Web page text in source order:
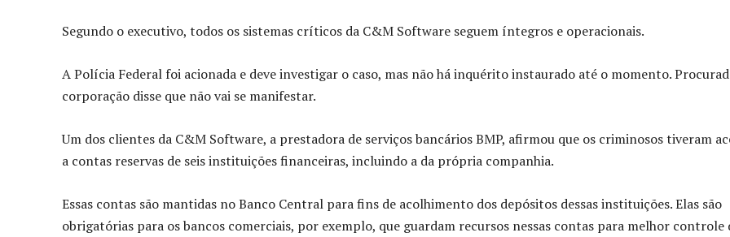
Segundo o executivo, todos os sistemas críticos da C&M Software seguem íntegros e operacionais.
A Polícia Federal foi acionada e deve investigar o caso, mas não há inquérito instaurado até o momento.
corporação disse que não vai se manifestar.
Um dos clientes da C&M Software, a prestadora de serviços bancários BMP, afirmou que os criminosos tiveram
a contas reservas de seis instituições financeiras, incluindo a da própria companhia.
Essas contas são mantidas no Banco Central para fins de acolhimento dos depósitos dessas instituições. Elas são
obrigatórias para os bancos comerciais, por exemplo, que guardam recursos nessas contas para melhor controle